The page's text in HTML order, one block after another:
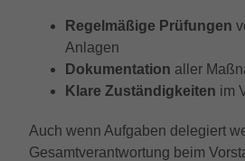
Regelmäßige Prüfungen
Anlagen
Dokumentation aller
Klare Zuständigkeiten im
Auch wenn Aufgaben delegiert
Gesamtverantwortung beim